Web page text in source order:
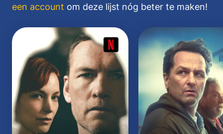
een account om deze lijst nóg beter te maken!